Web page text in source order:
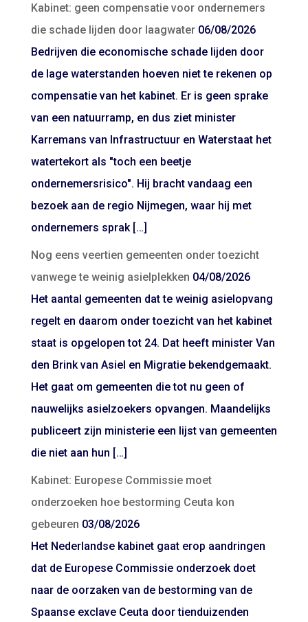
Kabinet: geen compensatie voor ondernemers
die schade lijden door laagwater 06/08/2026
Bedrijven die economische schade lijden door
de lage waterstanden hoeven niet te rekenen op
compensatie van het kabinet. Er is geen sprake
van een natuurramp, en dus ziet minister
Karremans van Infrastructuur en Waterstaat het
watertekort als "toch een beetje
ondernemersrisico". Hij bracht vandaag een
bezoek aan de regio Nijmegen, waar hij met
ondernemers sprak […]
Nog eens veertien gemeenten onder toezicht
vanwege te weinig asielplekken 04/08/2026
Het aantal gemeenten dat te weinig asielopvang
regelt en daarom onder toezicht van het kabinet
staat is opgelopen tot 24. Dat heeft minister Van
den Brink van Asiel en Migratie bekendgemaakt.
Het gaat om gemeenten die tot nu geen of
nauwelijks asielzoekers opvangen. Maandelijks
publiceert zijn ministerie een lijst van gemeenten
die niet aan hun […]
Kabinet: Europese Commissie moet
onderzoeken hoe bestorming Ceuta kon
gebeuren 03/08/2026
Het Nederlandse kabinet gaat erop aandringen
dat de Europese Commissie onderzoek doet
naar de oorzaken van de bestorming van de
Spaanse exclave Ceuta door tienduizenden